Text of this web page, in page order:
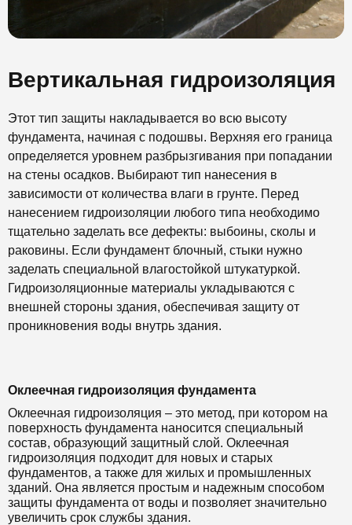
Вертикальная гидроизоляция
Этот тип защиты накладывается во всю высоту
фундамента, начиная с подошвы. Верхняя его граница
определяется уровнем разбрызгивания при попадании
на стены осадков. Выбирают тип нанесения в
зависимости от количества влаги в грунте. Перед
нанесением гидроизоляции любого типа необходимо
тщательно заделать все дефекты: выбоины, сколы и
раковины. Если фундамент блочный, стыки нужно
заделать специальной влагостойкой штукатуркой.
Гидроизоляционные материалы укладываются с
внешней стороны здания, обеспечивая защиту от
проникновения воды внутрь здания.
Оклеечная гидроизоляция фундамента
Оклеечная гидроизоляция – это метод, при котором на
поверхность фундамента наносится специальный
состав, образующий защитный слой. Оклеечная
гидроизоляция подходит для новых и старых
фундаментов, а также для жилых и промышленных
зданий. Она является простым и надежным способом
защиты фундамента от воды и позволяет значительно
увеличить срок службы здания.